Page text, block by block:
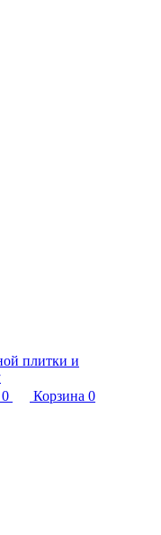
0 Корзина 0